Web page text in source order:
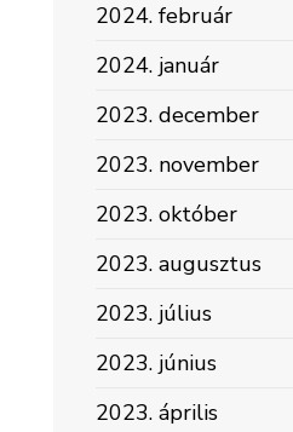
2024. február
2024. január
2023. december
2023. november
2023. október
2023. augusztus
2023. július
2023. június
2023. április